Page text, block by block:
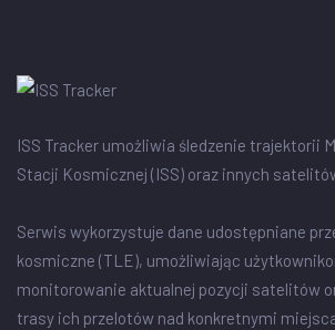
ISS Tracker umożliwia śledzenie trajektorii
Stacji Kosmicznej (ISS) oraz innych
Serwis wykorzystuje dane udostępniane
kosmiczne (TLE), umożliwiając
monitorowanie aktualnej pozycji satelitów
trasy ich przelotów nad konkretnymi